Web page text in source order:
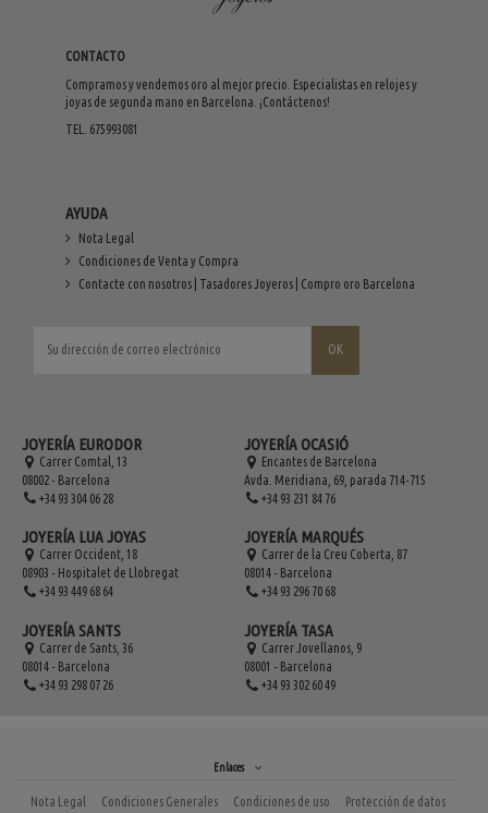
CONTACTO
Compramos y vendemos oro al mejor precio. Especialistas en relojes y
joyas de segunda mano en Barcelona. ¡Contáctenos!
TEL. 675993081
AYUDA
Nota Legal
Condiciones de Venta y Compra
Contacte con nosotros | Tasadores Joyeros | Compro oro Barcelona
JOYERÍA EURODOR
Carrer Comtal, 13
08002 - Barcelona
+34 93 304 06 28
JOYERÍA LUA JOYAS
Carrer Occident, 18
08903 - Hospitalet de Llobregat
+34 93 449 68 64
JOYERÍA SANTS
Carrer de Sants, 36
08014 - Barcelona
+34 93 298 07 26
JOYERÍA OCASIÓ
Encantes de Barcelona
Avda. Meridiana, 69, parada 714-715
+34 93 231 84 76
JOYERÍA MARQUÉS
Carrer de la Creu Coberta, 87
08014 - Barcelona
+34 93 296 70 68
JOYERÍA TASA
Carrer Jovellanos, 9
08001 - Barcelona
+34 93 302 60 49
Enlaces
Nota Legal Condiciones Generales Condiciones de uso Protección de datos